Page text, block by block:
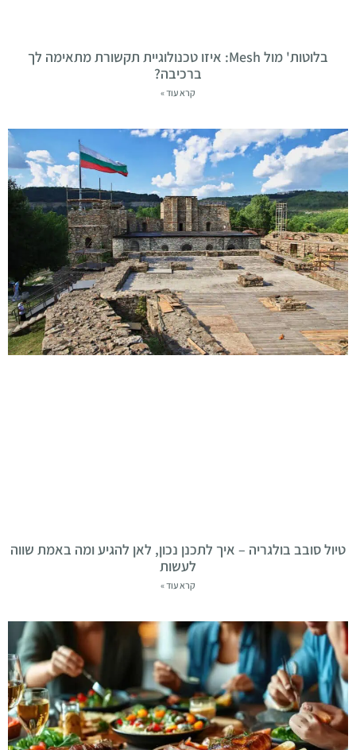
בלוטות' מול Mesh: איזו טכנולוגיית תקשורת מתאימה לך
ברכיבה?
קרא עוד »
טיול סובב בולגריה – איך לתכנן נכון, לאן להגיע ומה באמת שווה
לעשות
קרא עוד »